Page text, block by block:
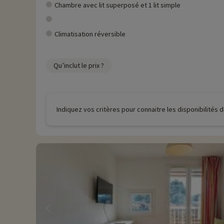
Chambre avec lit superposé et 1 lit simple
Climatisation réversible
Qu’inclut le prix ?
Indiquez vos critères pour connaitre les disponibilités